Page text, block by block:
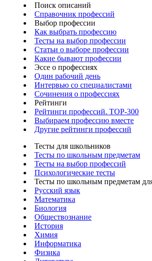
Поиск описаний
Справочник профессий
Выбор профессии
Как выбрать профессию
Тесты на выбор профессии
Статьи о выборе профессии
Какие бывают профессии
Эссе о профессиях
Один рабочий день
Интервью со специалистами
Сочинения о профессиях
Рейтинги
Рейтинги профессий. TOP-300
Выбираем профессию вместе
Другие рейтинги профессий
Тесты для школьников
Тесты по школьным предметам
Тесты на выбор профессий
Психологические тесты
Тесты по школьным предметам
Русский язык
Математика
Биология
Обществознание
История
Химия
Информатика
Физика